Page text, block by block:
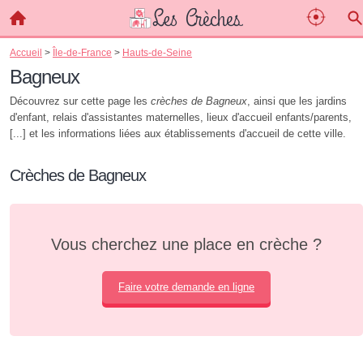
Accueil > Île-de-France > Hauts-de-Seine
Bagneux
Découvrez sur cette page les crèches de Bagneux, ainsi que les jardins
d'enfant, relais d'assistantes maternelles, lieux d'accueil enfants/parents,
[...] et les informations liées aux établissements d'accueil de cette ville.
Crèches de Bagneux
Vous cherchez une place en crèche ?
Faire votre demande en ligne